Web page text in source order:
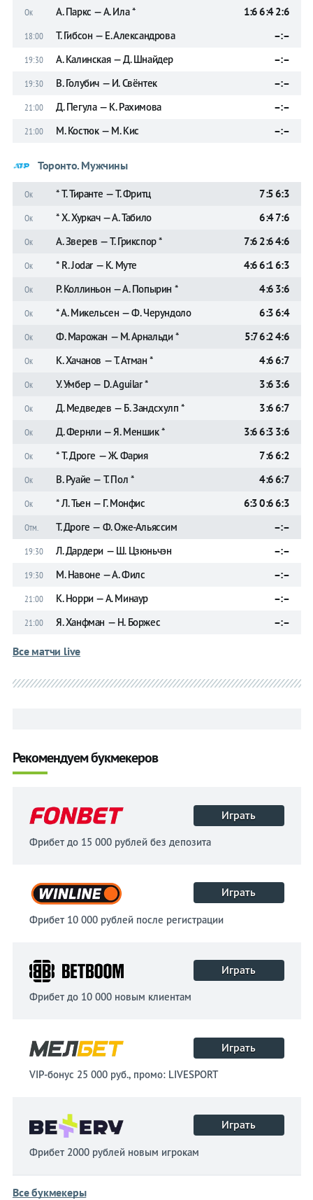
Ок А. Паркс — А. Ила * 1:6 6:4 2:6
18:00 Т. Гибсон — Е. Александрова –:–
19:30 А. Калинская — Д. Шнайдер –:–
19:30 В. Голубич — И. Свёнтек –:–
21:00 Д. Пегула — К. Рахимова –:–
21:00 М. Костюк — М. Кис –:–
Торонто. Мужчины
Ок * Т. Тиранте — Т. Фритц 7:5 6:3
Ок * Х. Хуркач — А. Табило 6:4 7:6
Ок А. Зверев — Т. Грикспор * 7:6 2:6 4:6
Ок * R. Jodar — К. Муте 4:6 6:1 6:3
Ок Р. Коллиньон — А. Попырин * 4:6 3:6
Ок * А. Микельсен — Ф. Черундоло 6:3 6:4
Ок Ф. Марожан — М. Арнальди * 5:7 6:2 4:6
Ок К. Хачанов — Т. Атман * 4:6 6:7
Ок У. Умбер — D. Aguilar * 3:6 3:6
Ок Д. Медведев — Б. Зандсхулп * 3:6 6:7
Ок Д. Фернли — Я. Меншик * 3:6 6:3 3:6
Ок * Т. Дроге — Ж. Фария 7:6 6:2
Ок В. Руайе — Т. Пол * 4:6 6:7
Ок * Л. Тьен — Г. Монфис 6:3 0:6 6:3
Отм. Т. Дроге — Ф. Оже-Альяссим –:–
19:30 Л. Дардери — Ш. Цзюньчэн –:–
19:30 М. Навоне — А. Филс –:–
21:00 К. Норри — А. Минаур –:–
21:00 Я. Ханфман — Н. Боржес –:–
Все матчи live
Рекомендуем букмекеров
Играть
Фрибет до 15 000 рублей без депозита
Играть
Фрибет 10 000 рублей после регистрации
Играть
Фрибет до 10 000 новым клиентам
Играть
VIP-бонус 25 000 руб., промо: LIVESPORT
Играть
Фрибет 2000 рублей новым игрокам
Все букмекеры